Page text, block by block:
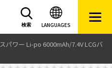
LANGUAGES
検索
パワー Li-po 6000mAh/7.4V LCGバ